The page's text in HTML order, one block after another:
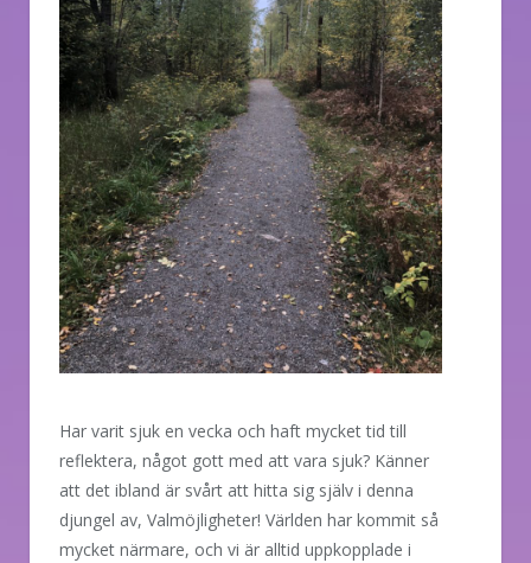
Har varit sjuk en vecka och haft mycket tid till
reflektera, något gott med att vara sjuk? Känner
att det ibland är svårt att hitta sig själv i denna
djungel av, Valmöjligheter! Världen har kommit så
mycket närmare, och vi är alltid uppkopplade i